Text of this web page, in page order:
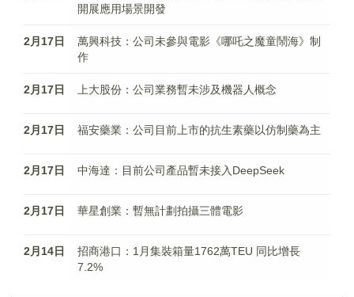
開展應用場景開發
2月17日
萬興科技：公司未參與電影《哪吒之魔童鬧海》制
作
2月17日 上大股份：公司業務暫未涉及機器人概念
2月17日 福安藥業：公司目前上市的抗生素藥以仿制藥為主
2月17日 中海達：目前公司產品暫未接入DeepSeek
2月17日 華星創業：暫無計劃拍攝三體電影
2月14日
招商港口：1月集裝箱量1762萬TEU 同比增長
7.2%